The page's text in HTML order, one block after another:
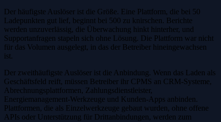
Der häufigste Auslöser ist die Größe. Eine Plattform, die bei 50
Ladepunkten gut lief, beginnt bei 500 zu knirschen. Berichte
werden unzuverlässig, die Überwachung hinkt hinterher, und
Supportanfragen stapeln sich ohne Lösung. Die Plattform war nicht
für das Volumen ausgelegt, in das der Betreiber hineingewachsen
ist.
Der zweithäufigste Auslöser ist die Anbindung. Wenn das Laden als
Geschäftsfeld reift, müssen Betreiber ihr CPMS an CRM-Systeme,
Abrechnungsplattformen, Zahlungsdienstleister,
Energiemanagement-Werkzeuge und Kunden-Apps anbinden.
Plattformen, die als Einzelwerkzeuge gebaut wurden, ohne offene
APIs oder Unterstützung für Drittanbindungen, werden zum